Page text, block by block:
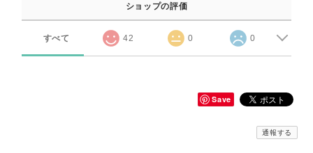
ショップの評価
すべて 42 0 0
Save
通報する